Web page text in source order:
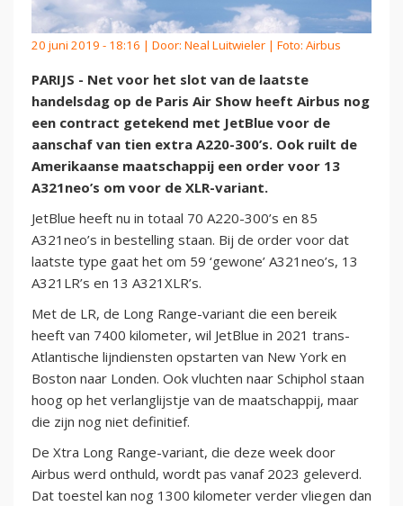
20 juni 2019 - 18:16 | Door: Neal Luitwieler | Foto: Airbus
PARIJS - Net voor het slot van de laatste
handelsdag op de Paris Air Show heeft Airbus nog
een contract getekend met JetBlue voor de
aanschaf van tien extra A220-300’s. Ook ruilt de
Amerikaanse maatschappij een order voor 13
A321neo’s om voor de XLR-variant.
JetBlue heeft nu in totaal 70 A220-300’s en 85
A321neo’s in bestelling staan. Bij de order voor dat
laatste type gaat het om 59 ‘gewone’ A321neo’s, 13
A321LR’s en 13 A321XLR’s.
Met de LR, de Long Range-variant die een bereik
heeft van 7400 kilometer, wil JetBlue in 2021 trans-
Atlantische lijndiensten opstarten van New York en
Boston naar Londen. Ook vluchten naar Schiphol staan
hoog op het verlanglijstje van de maatschappij, maar
die zijn nog niet definitief.
De Xtra Long Range-variant, die deze week door
Airbus werd onthuld, wordt pas vanaf 2023 geleverd.
Dat toestel kan nog 1300 kilometer verder vliegen dan